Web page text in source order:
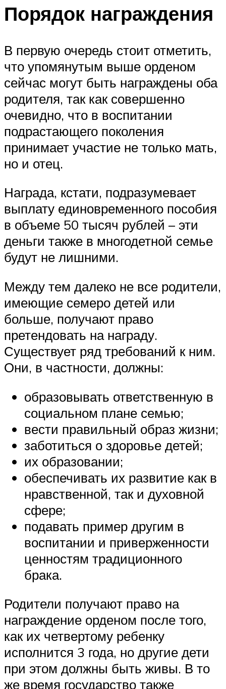
Порядок награждения
В первую очередь стоит отметить,
что упомянутым выше орденом
сейчас могут быть награждены оба
родителя, так как совершенно
очевидно, что в воспитании
подрастающего поколения
принимает участие не только мать,
но и отец.
Награда, кстати, подразумевает
выплату единовременного пособия
в объеме 50 тысяч рублей – эти
деньги также в многодетной семье
будут не лишними.
Между тем далеко не все родители,
имеющие семеро детей или
больше, получают право
претендовать на награду.
Существует ряд требований к ним.
Они, в частности, должны:
образовывать ответственную в
социальном плане семью;
вести правильный образ жизни;
заботиться о здоровье детей;
их образовании;
обеспечивать их развитие как в
нравственной, так и духовной
сфере;
подавать пример другим в
воспитании и приверженности
ценностям традиционного
брака.
Родители получают право на
награждение орденом после того,
как их четвертому ребенку
исполнится 3 года, но другие дети
при этом должны быть живы. В то
же время государство также